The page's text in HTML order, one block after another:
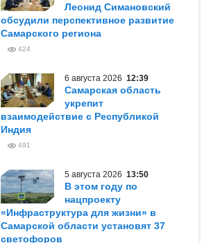
Леонид Симановский
обсудили перспективное развитие
Самарского региона
424
6 августа 2026 12:39
Самарская область
укрепит
взаимодействие с Республикой
Индия
491
5 августа 2026 13:50
В этом году по
нацпроекту
«Инфраструктура для жизни» в
Самарской области установят 37
светофоров